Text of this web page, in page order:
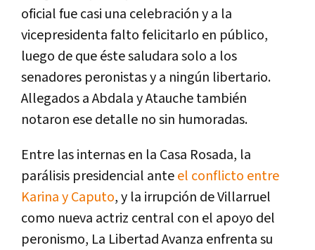
oficial fue casi una celebración y a la
vicepresidenta falto felicitarlo en público,
luego de que éste saludara solo a los
senadores peronistas y a ningún libertario.
Allegados a Abdala y Atauche también
notaron ese detalle no sin humoradas.
Entre las internas en la Casa Rosada, la
parálisis presidencial anteel conflicto entre
Karina y Caputo, y la irrupción de Villarruel
como nueva actriz central con el apoyo del
peronismo, La Libertad Avanza enfrenta su